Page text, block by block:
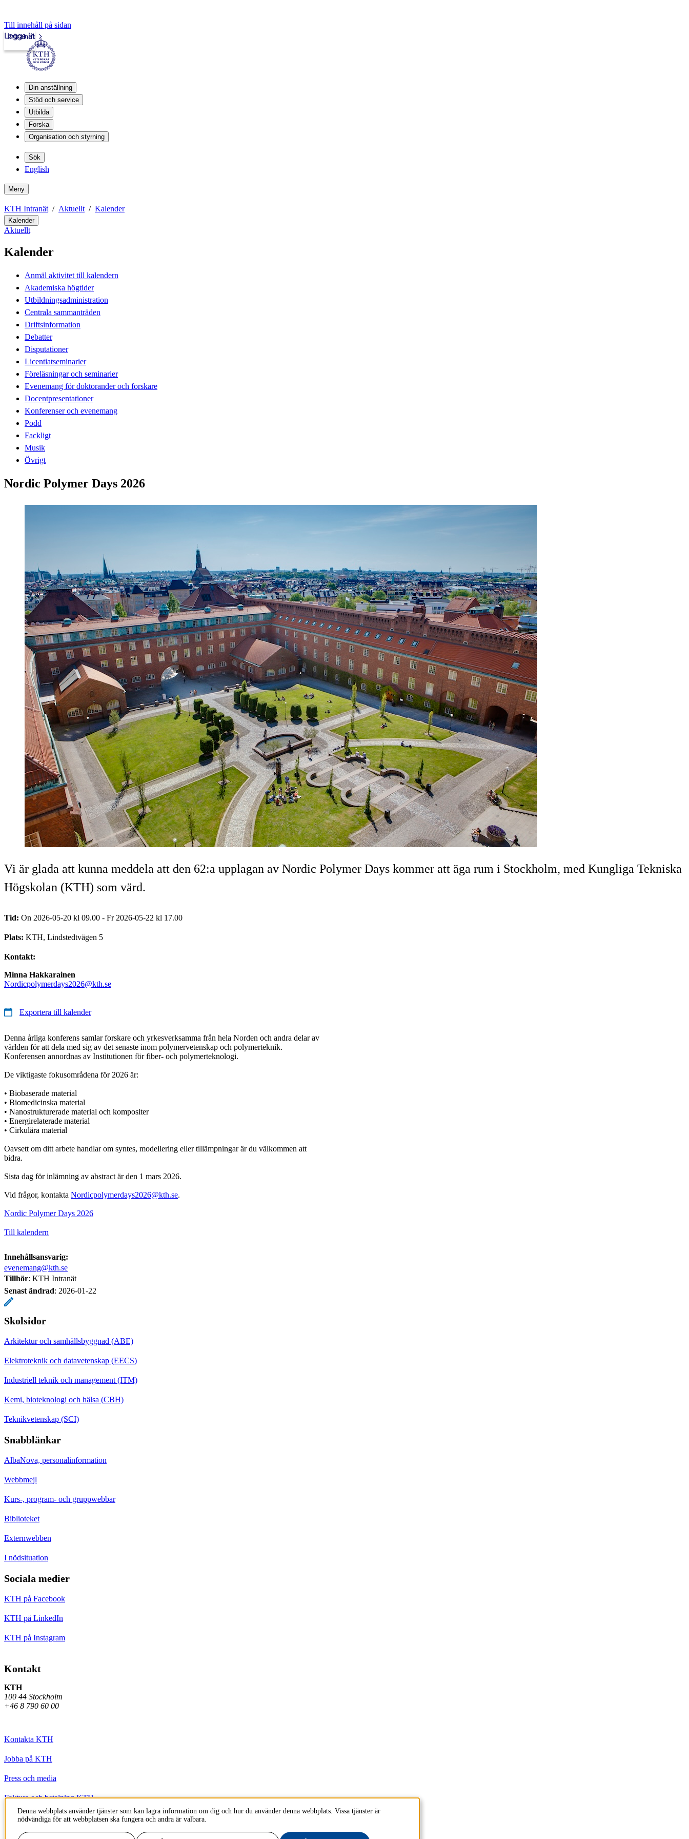
Till innehåll på sidan
Intranät
Logga in
Din anställning
Stöd och service
Utbilda
Forska
Organisation och styrning
Sök
English
Meny
KTH Intranät Aktuellt Kalender
Kalender
Aktuellt
Kalender
Anmäl aktivitet till kalendern
Akademiska högtider
Utbildningsadministration
Centrala sammanträden
Driftsinformation
Debatter
Disputationer
Licentiatseminarier
Föreläsningar och seminarier
Evenemang för doktorander och forskare
Docentpresentationer
Konferenser och evenemang
Podd
Fackligt
Musik
Övrigt
Nordic Polymer Days 2026
Vi är glada att kunna meddela att den 62:a upplagan av Nordic Polymer Days kommer att äga rum i Stockholm, med Kungliga Tekniska
Högskolan (KTH) som värd.
Tid: On 2026-05-20 kl 09.00 - Fr 2026-05-22 kl 17.00
Plats: KTH, Lindstedtvägen 5
Kontakt:
Minna Hakkarainen
Nordicpolymerdays2026@kth.se
Exportera till kalender
Denna årliga konferens samlar forskare och yrkesverksamma från hela Norden och andra delar av
världen för att dela med sig av det senaste inom polymervetenskap och polymerteknik.
Konferensen annordnas av Institutionen för fiber- och polymerteknologi.
De viktigaste fokusområdena för 2026 är:
• Biobaserade material
• Biomedicinska material
• Nanostrukturerade material och kompositer
• Energirelaterade material
• Cirkulära material
Oavsett om ditt arbete handlar om syntes, modellering eller tillämpningar är du välkommen att
bidra.
Sista dag för inlämning av abstract är den 1 mars 2026.
Vid frågor, kontakta Nordicpolymerdays2026@kth.se.
Nordic Polymer Days 2026
Till kalendern
Innehållsansvarig:
evenemang@kth.se
Tillhör: KTH Intranät
Senast ändrad: 2026-01-22
Skolsidor
Arkitektur och samhällsbyggnad (ABE)
Elektroteknik och datavetenskap (EECS)
Industriell teknik och management (ITM)
Kemi, bioteknologi och hälsa (CBH)
Teknikvetenskap (SCI)
Snabblänkar
AlbaNova, personalinformation
Webbmejl
Kurs-, program- och gruppwebbar
Biblioteket
Externwebben
I nödsituation
Sociala medier
KTH på Facebook
KTH på LinkedIn
KTH på Instagram
Kontakt
KTH
100 44 Stockholm
+46 8 790 60 00
Kontakta KTH
Jobba på KTH
Press och media
Faktura och betalning KTH
Om KTH:s webbplatser
Tillgänglighetsredogörelse
Denna webbplats använder tjänster som kan lagra information om dig och hur du använder denna webbplats. Vissa tjänster är
nödvändiga för att webbplatsen ska fungera och andra är valbara.